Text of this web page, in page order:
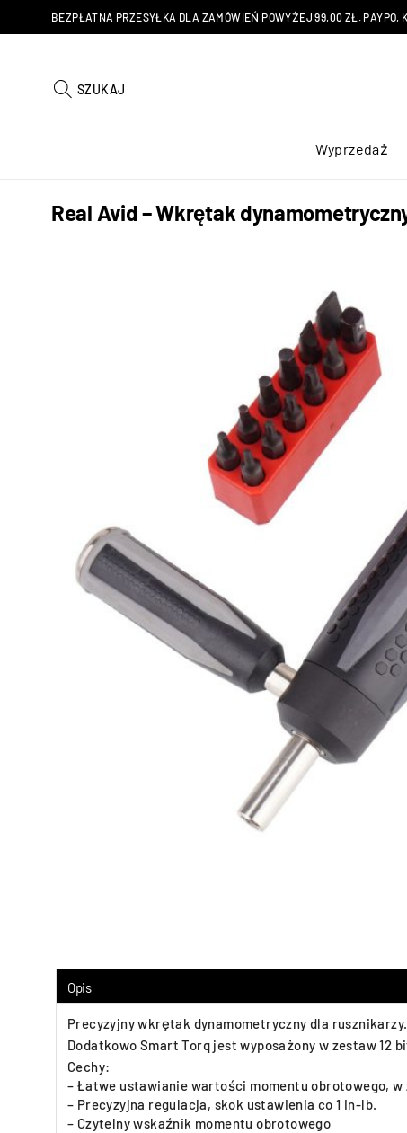
BEZPŁATNA PRZESYŁKA DLA ZAMÓWIEŃ POWYŻEJ 99,00 ZŁ. PAYPO,
SZUKAJ
Wyprzedaż
Real Avid – Wkrętak
Opis
Precyzyjny wkrętak dynamometryczny dla
Dodatkowo Smart Torq jest wyposażony w zestaw 12
Cechy:
– Łatwe ustawianie wartości momentu obrotowego, w
– Precyzyjna regulacja, skok ustawienia co 1 in-lb.
– Czytelny wskaźnik momentu obrotowego